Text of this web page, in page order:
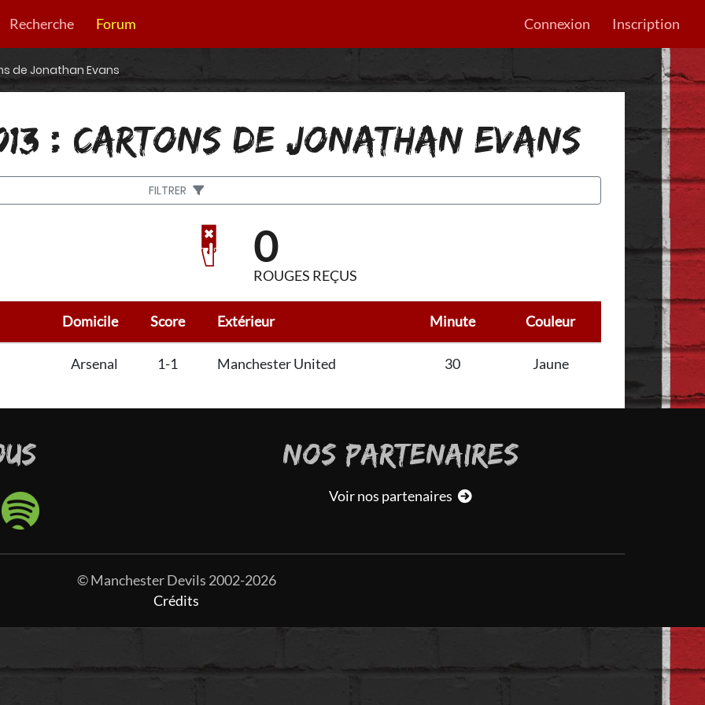
Recherche Forum Connexion Inscription
de Jonathan Evans
: CARTONS DE JONATHAN EVANS
FILTRER
0
ROUGES REÇUS
Domicile Score Extérieur Minute Couleur
Arsenal 1-1 Manchester United 30 Jaune
NOS PARTENAIRES
Voir nos partenaires
© Manchester Devils 2002-2026
Crédits